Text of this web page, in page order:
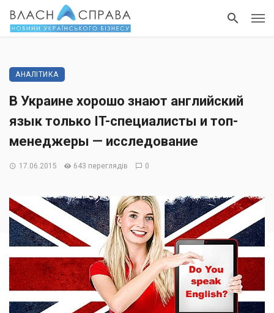
АНАЛІТИКА
В Украине хорошо знают английский
язык только IT-специалисты и топ-
менеджеры — исследование
17.06.2015 643 переглядів 0